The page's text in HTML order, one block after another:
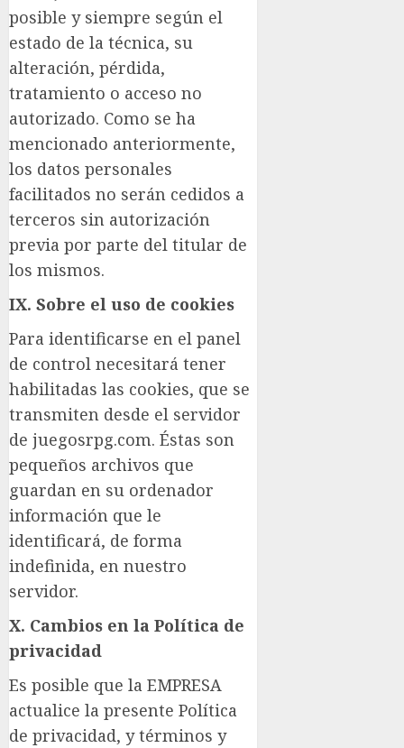
posible y siempre según el
estado de la técnica, su
alteración, pérdida,
tratamiento o acceso no
autorizado. Como se ha
mencionado anteriormente,
los datos personales
facilitados no serán cedidos a
terceros sin autorización
previa por parte del titular de
los mismos.
IX. Sobre el uso de cookies
Para identificarse en el panel
de control necesitará tener
habilitadas las cookies, que se
transmiten desde el servidor
de juegosrpg.com. Éstas son
pequeños archivos que
guardan en su ordenador
información que le
identificará, de forma
indefinida, en nuestro
servidor.
X. Cambios en la Política de
privacidad
Es posible que la EMPRESA
actualice la presente Política
de privacidad, y términos y